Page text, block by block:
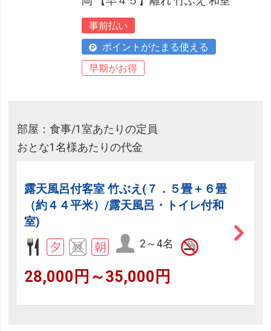
事前払い
ポイントがたまる使える
早期がお得
部屋：食事/1室あたりの定員
おとな1名様あたりの代金
露天風呂付客室 竹ぶえ(７．５畳＋６畳
（約４４平米）/露天風呂・トイレ付和
室)
2～4名
28,000円～35,000円